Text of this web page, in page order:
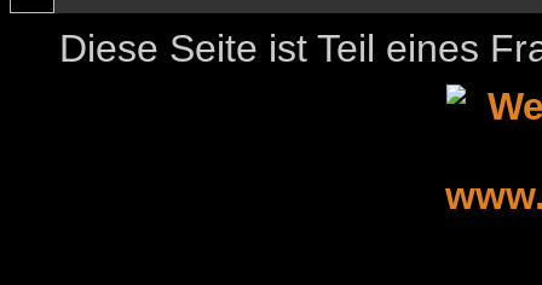
Diese Seite ist Teil eines